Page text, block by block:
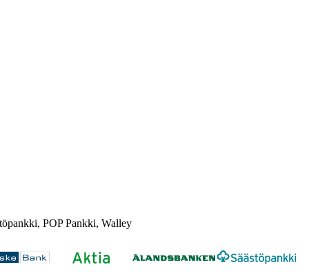
POP Pankki, Walley